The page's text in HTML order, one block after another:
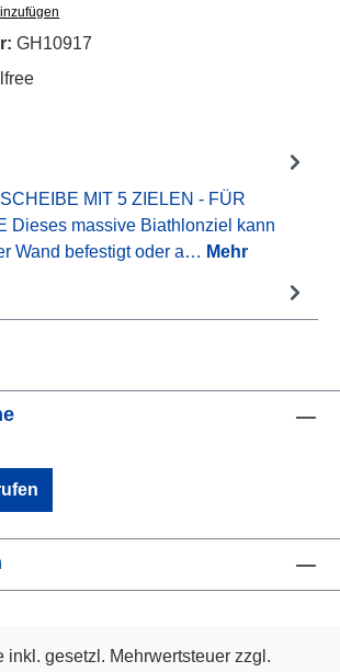
GH10917
MIT 5 ZIELEN - FÜR
Dieses massive Biathlonziel kann
Wand befestigt oder a… Mehr
inkl. gesetzl. Mehrwertsteuer zzgl.